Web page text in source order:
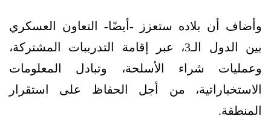
وأضاف أن بلاده ستعزز -أيضًا- التعاون العسكري
بين الدول الـ3، عبر إقامة التدريبات المشتركة،
وعمليات شراء الأسلحة، وتبادل المعلومات
الاستخباراتية، من أجل الحفاظ على استقرار
المنطقة.